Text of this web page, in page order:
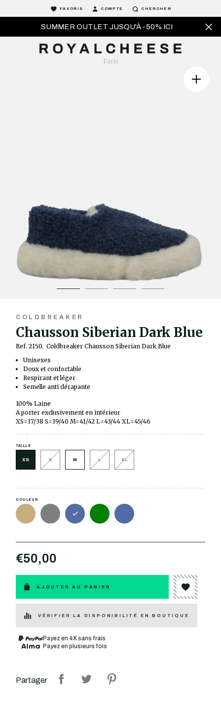
SUMMER OUTLET JUSQU'À -50% ICI
FAVORIS COMPTE CHERCHER
COLDBREAKER
Chausson Siberian Dark Blue
Ref. 2150. Coldbreaker Chausson Siberian Dark Blue
Unisexes
Doux et confortable
Respirant et léger
Semelle anti dérapante
100% Laine
A porter exclusivement en intérieur
XS=37/38 S=39/40 M=41/42 L=43/44 XL=45/46
TAILLE
XS S M L XL
COULEUR
€50,00
AJOUTER AU PANIER
VÉRIFIER LA DISPONIBILITÉ EN BOUTIQUE
Payez en 4X sans frais
Payez en plusieurs fois
Partager